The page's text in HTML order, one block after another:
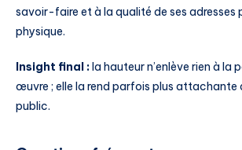
savoir-faire et à la qualité de ses adresses
physique.
Insight final : la hauteur n’enlève rien à la
œuvre ; elle la rend parfois plus attachante
public.